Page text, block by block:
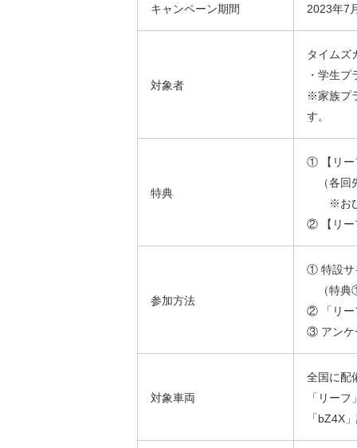
キャンペーン期間 2023年7
対象者
タイムズ
・学生
※家族プ
す。
特典
① 【リー
（各回
※おひ
② 【リー
参加方法
① 特設サ
（特典
② 「リー
③ アンケ
対象車両
全国に配
「リー
「bZ4X